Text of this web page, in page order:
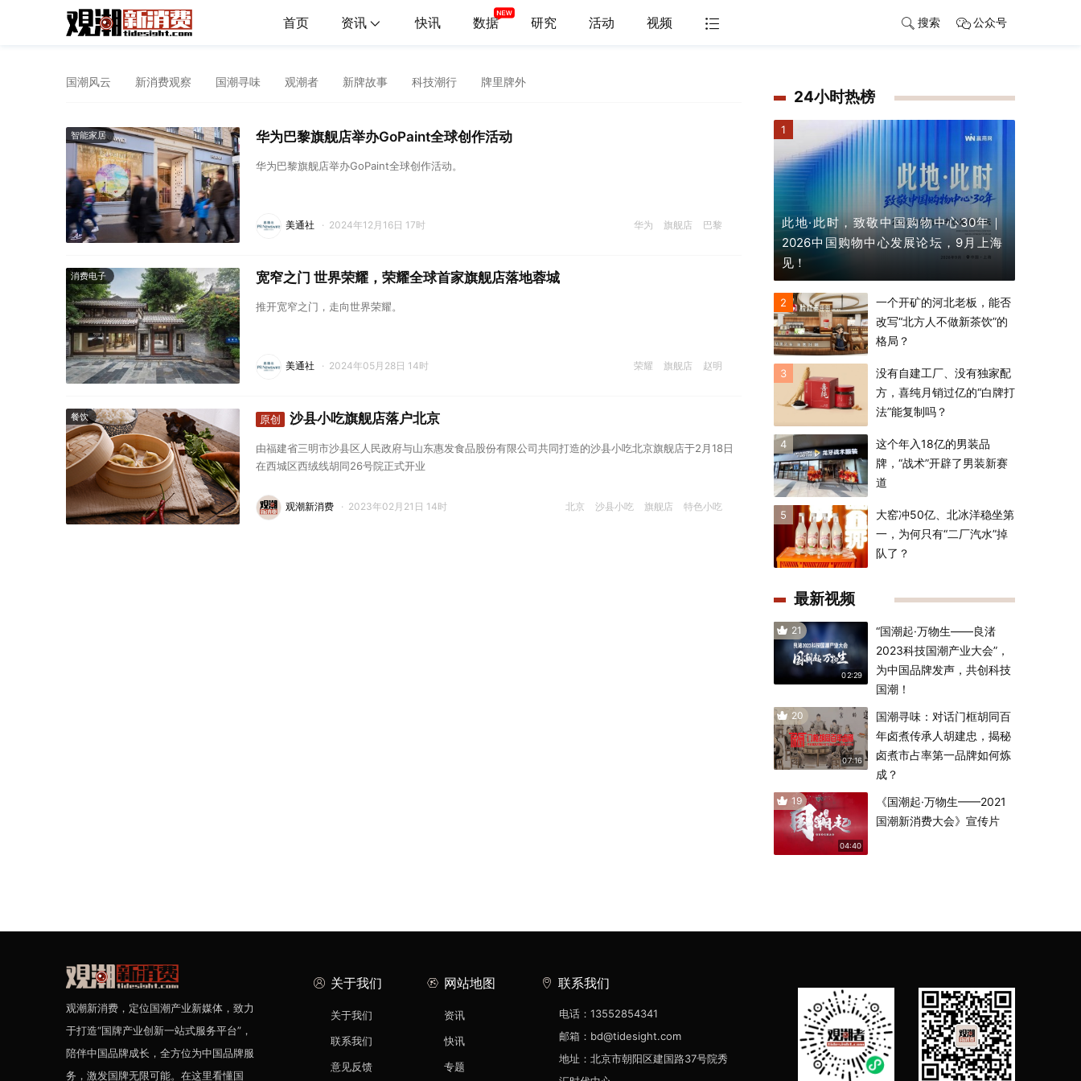
首页 资讯 快讯 数据 研究 活动 视频 搜索 公众号
国潮风云 新消费观察 国潮寻味 观潮者 新牌故事 科技潮行 牌里牌外
智能家居 华为巴黎旗舰店举办GoPaint全球创作活动
华为巴黎旗舰店举办GoPaint全球创作活动。
华为 旗舰店 巴黎
美通社 · 2024年12月16日 17时
消费电子 宽窄之门 世界荣耀，荣耀全球首家旗舰店落地蓉城
推开宽窄之门，走向世界荣耀。
荣耀 旗舰店 赵明
美通社 · 2024年05月28日 14时
餐饮 原创 沙县小吃旗舰店落户北京
由福建省三明市沙县区人民政府与山东惠发食品股份有限公司共同打造的沙县小吃北京旗舰店于2月18日
在西城区西绒线胡同26号院正式开业
北京 沙县小吃 旗舰店 特色小吃
观潮新消费 · 2023年02月21日 14时
24小时热榜
1
此地·此时，致敬中国购物中心30年｜
2026中国购物中心发展论坛，9月上海
见！
2
一个开矿的河北老板，能否
改写“北方人不做新茶饮”的
格局？
3
没有自建工厂、没有独家配
方，喜纯月销过亿的“白牌打
法”能复制吗？
4
这个年入18亿的男装品
牌，“战术”开辟了男装新赛
道
5
大窑冲50亿、北冰洋稳坐第
一，为何只有“二厂汽水”掉
队了？
最新视频
21
02:29
“国潮起·万物生——良渚
2023科技国潮产业大会”，
为中国品牌发声，共创科技
国潮！
20
07:16
国潮寻味：对话门框胡同百
年卤煮传承人胡建忠，揭秘
卤煮市占率第一品牌如何炼
成？
19
04:40
《国潮起·万物生——2021
国潮新消费大会》宣传片
观潮新消费，定位国潮产业新媒体，致力
于打造“国牌产业创新一站式服务平台”，
陪伴中国品牌成长，全方位为中国品牌服
务，激发国牌无限可能。在这里看懂国
关于我们
关于我们
联系我们
意见反馈
网站地图
资讯
快讯
专题
联系我们
电话：13552854341
邮箱：bd@tidesight.com
地址：北京市朝阳区建国路37号院秀